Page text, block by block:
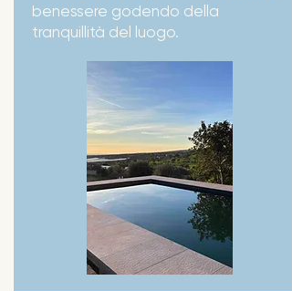
benessere godendo della
tranquillità del luogo.